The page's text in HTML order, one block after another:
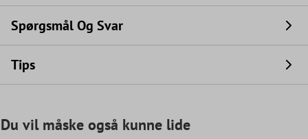
Spørgsmål Og Svar
Tips
Du vil måske også kunne lide